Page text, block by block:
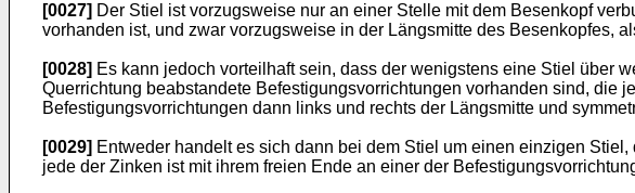
[0027] Der Stiel ist vorzugsweise nur an einer Stelle mit dem Besenkopf
vorhanden ist, und zwar vorzugsweise in der Längsmitte des Besenkopfes,
[0028] Es kann jedoch vorteilhaft sein, dass der wenigstens eine Stiel über
Querrichtung beabstandete Befestigungsvorrichtungen vorhanden sind,
Befestigungsvorrichtungen dann links und rechts der Längsmitte und
[0029] Entweder handelt es sich dann bei dem Stiel um einen einzigen
jede der Zinken ist mit ihrem freien Ende an einer der